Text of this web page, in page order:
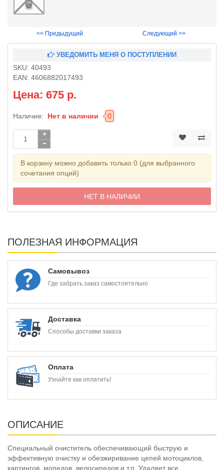
<< Предыдущий Следующий >>
УВЕДОМИТЬ МЕНЯ О ПОСТУПЛЕНИИ
SKU: 40493
EAN: 4606882017493
Цена: 675 р.
Наличие: Нет в наличии 0
В корзину можно добавить только 0 (для выбранного
сочетания опций)
НЕТ В НАЛИЧИИ
ПОЛЕЗНАЯ ИНФОРМАЦИЯ
Самовывоз
Где забрать заказ самостоятельно
Доставка
Способы доставки заказа
Оплата
Узнайте как оплатить!
ОПИСАНИЕ
Специальный очиститель обеспечивающий быструю и
эффективную очистку и обезжиривание цепей мотоциклов,
картингов, мопедов, велосипедов и т.п. Удаляет все